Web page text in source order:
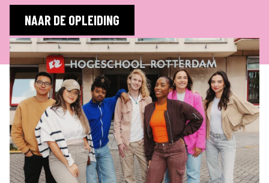
NAAR DE OPLEIDING